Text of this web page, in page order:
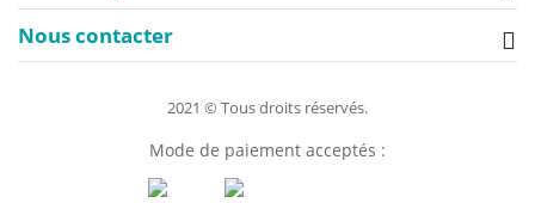
Nous contacter
2021 © Tous droits réservés.
Mode de paiement acceptés :